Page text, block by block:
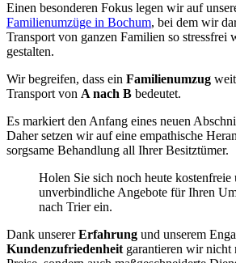
Einen besonderen Fokus legen wir auf
Familienumzüge in Bochum, bei dem wir
Transport von ganzen Familien so stressfrei
gestalten.
Wir begreifen, dass ein Familienumzug
Transport von A nach B bedeutet.
Es markiert den Anfang eines neuen
Daher setzen wir auf eine empathische
sorgsame Behandlung all Ihrer Besitztümer.
Holen Sie sich noch heute kostenfreie
unverbindliche Angebote für Ihren
nach Trier ein.
Dank unsererErfahrung und unserem
Kundenzufriedenheit garantieren wir nicht